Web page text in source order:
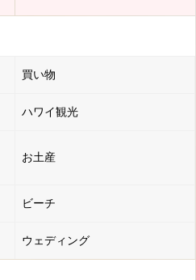
買い物
ハワイ観光
お土産
ビーチ
ウェディング